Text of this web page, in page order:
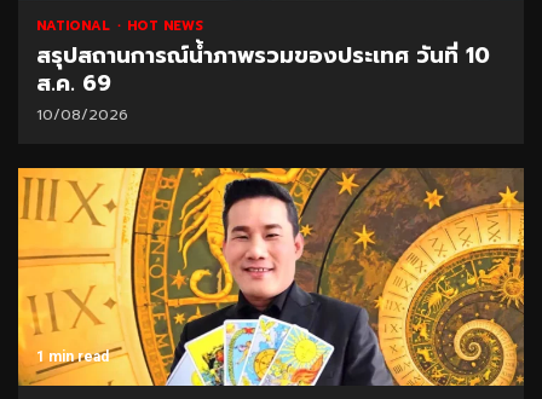
NATIONAL HOT NEWS
สรุปสถานการณ์น้ำภาพรวมของประเทศ วันที่ 10
ส.ค. 69
10/08/2026
1 min read